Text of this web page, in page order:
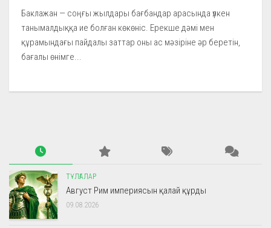
Баклажан — соңғы жылдары бағбандар арасында үлкен
танымалдыққа ие болған көкөніс. Ерекше дәмі мен
құрамындағы пайдалы заттар оны ас мәзіріне әр беретін,
бағалы өнімге...
ТҰЛҒАЛАР
Август Рим империясын қалай құрды
09.08.2026